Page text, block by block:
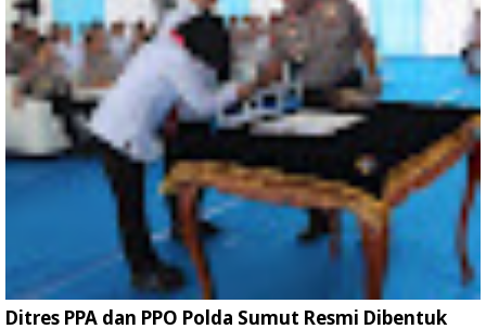
Ditres PPA dan PPO Polda Sumut Resmi Dibentuk